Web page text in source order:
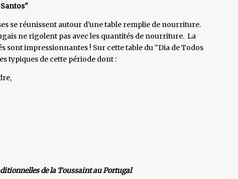
se réunissent autour d'une table remplie de nourriture.
ne rigolent pas avec les quantités de nourriture. La
sont impressionnantes ! Sur cette table du "Dia de Todos
typiques de cette période dont :
de la Toussaint au Portugal